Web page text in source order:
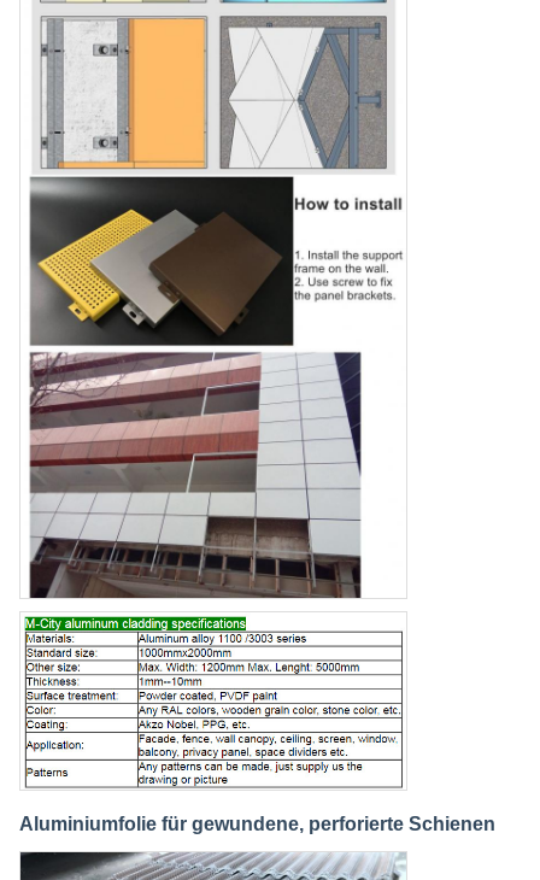
Aluminiumfolie für gewundene, perforierte Schienen